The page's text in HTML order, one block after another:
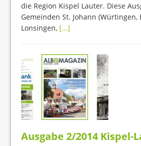
die Region Kispel Lauter. Diese
Gemeinden St. Johann (Würtingen,
Lonsingen, [...]
Ausgabe 2/2014 Kispel-